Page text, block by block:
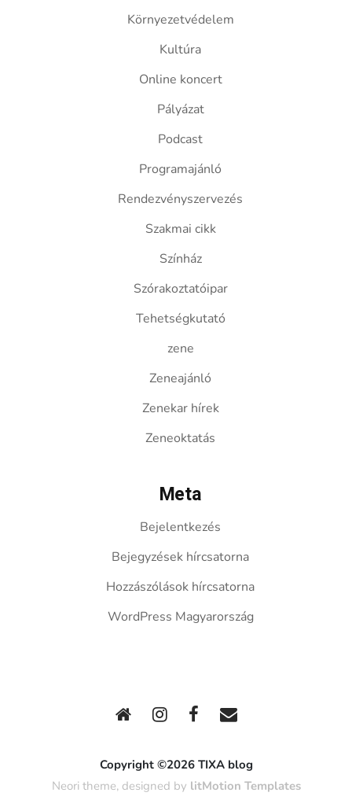
Környezetvédelem
Kultúra
Online koncert
Pályázat
Podcast
Programajánló
Rendezvényszervezés
Szakmai cikk
Színház
Szórakoztatóipar
Tehetségkutató
zene
Zeneajánló
Zenekar hírek
Zeneoktatás
Meta
Bejelentkezés
Bejegyzések hírcsatorna
Hozzászólások hírcsatorna
WordPress Magyarország
Copyright ©2026 TIXA blog
Neori theme, designed by litMotion Templates